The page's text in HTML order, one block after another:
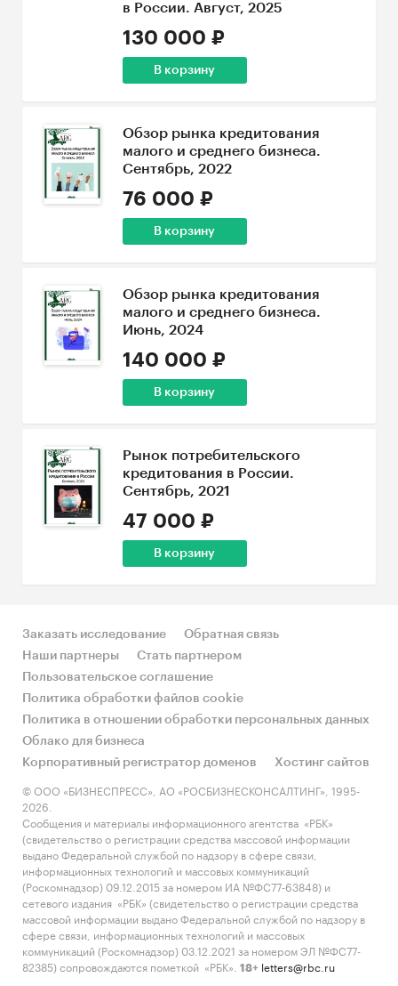
в России. Август, 2025
130 000 ₽
В корзину
Обзор рынка кредитования
малого и среднего бизнеса.
Сентябрь, 2022
76 000 ₽
В корзину
Обзор рынка кредитования
малого и среднего бизнеса.
Июнь, 2024
140 000 ₽
В корзину
Рынок потребительского
кредитования в России.
Сентябрь, 2021
47 000 ₽
В корзину
Заказать исследование
Обратная связь
Наши партнеры
Стать партнером
Пользовательское соглашение
Политика обработки файлов cookie
Политика в отношении обработки персональных данных
Облако для бизнеса
Корпоративный регистратор доменов
Хостинг сайтов
© ООО «БИЗНЕСПРЕСС», АО «РОСБИЗНЕСКОНСАЛТИНГ», 1995-
2026.
Сообщения и материалы информационного агентства «РБК»
(свидетельство о регистрации средства массовой информации
выдано Федеральной службой по надзору в сфере связи,
информационных технологий и массовых коммуникаций
(Роскомнадзор) 09.12.2015 за номером ИА №ФС77-63848) и
сетевого издания «РБК» (свидетельство о регистрации средства
массовой информации выдано Федеральной службой по надзору в
сфере связи, информационных технологий и массовых
коммуникаций (Роскомнадзор) 03.12.2021 за номером ЭЛ №ФС77-
82385) сопровождаются пометкой «РБК».
18+ letters@rbc.ru